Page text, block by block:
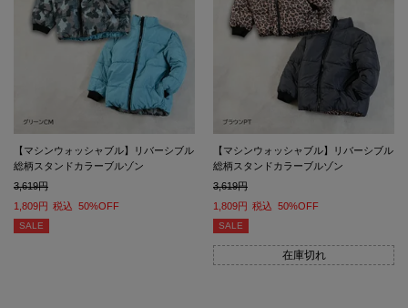
【マシンウォッシャブル】リバーシブル
総柄スタンドカラーブルゾン
3,619
1,809
税込 50%OFF
SALE
【マシンウォッシャブル】リバーシブル
総柄スタンドカラーブルゾン
3,619
1,809
税込 50%OFF
SALE
在庫切れ